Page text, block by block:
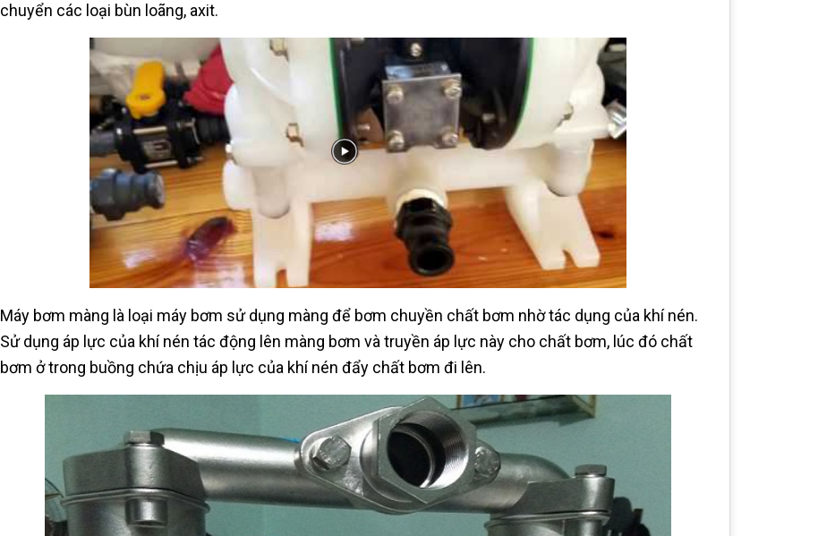
chuyển các loại bùn loãng, axit.
Máy bơm màng là loại máy bơm sử dụng màng để bơm chuyền chất bơm nhờ tác dụng của khí nén.
Sử dụng áp lực của khí nén tác động lên màng bơm và truyền áp lực này cho chất bơm, lúc đó chất
bơm ở trong buồng chứa chịu áp lực của khí nén đẩy chất bơm đi lên.